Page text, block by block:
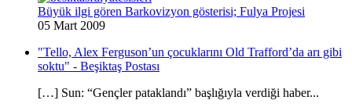
Büyük ilgi gören Barkovizyon gösterisi; Fulya Projesi
05 Mart 2009
"Tello, Alex Ferguson’un çocuklarını Old Trafford’da arı gibi
soktu" - Beşiktaş Postası
[…] Sun: “Gençler pataklandı” başlığıyla verdiği haber...